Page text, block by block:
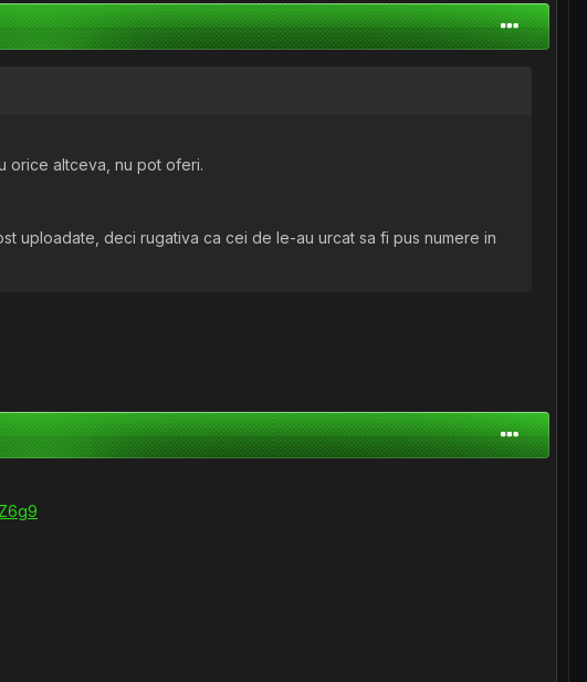
orice altceva, nu pot oferi.
uploadate, deci rugativa ca cei de le-au urcat sa fi pus numere in